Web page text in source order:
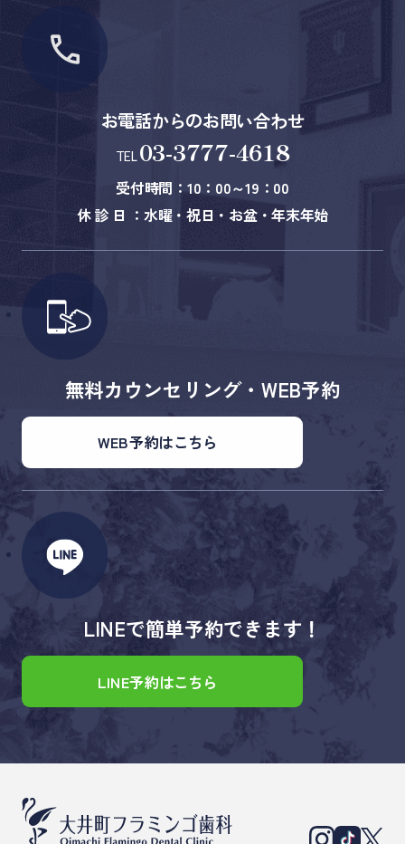
お電話からのお問い合わせ
TEL03-3777-4618
受付時間：10：00～19：00
休 診 日 ：水曜・祝日・お盆・年末年始
無料カウンセリング・WEB予約
WEB予約はこちら
LINEで簡単予約できます！
LINE予約はこちら